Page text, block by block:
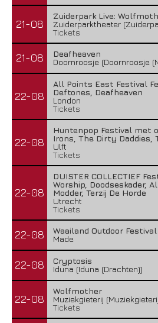
21-08
Zuiderpark Live:
Zuiderparktheater
Tickets
21-08
Deafheaven
Doornroosje (Doornroosje
22-08
All Points East Festival
Deftones, Deafheaven
London
Tickets
22-08
Huntenpop Festival met
Irons, The Dirty Daddies,
Ulft
Tickets
22-08
DUISTER COLLECTIEF
Worship, Doodseskader,
Modder, Terzij De Horde
Utrecht
Tickets
22-08
Waailand Outdoor
Made
22-08
Cryptosis
Iduna (Iduna (Drachten))
22-08
Wolfmother
Muziekgieterij
Tickets